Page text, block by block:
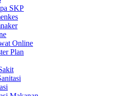
SKP
Online
Plan